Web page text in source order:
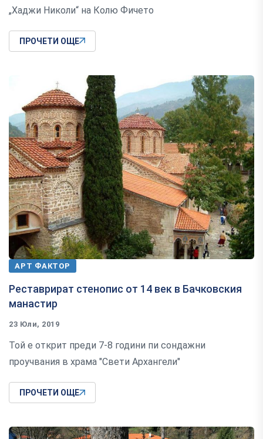
„Хаджи Николи“ на Колю Фичето
ПРОЧЕТИ ОЩЕ
АРТ ФАКТОР
Реставрират стенопис от 14 век в Бачковския
манастир
23 Юли, 2019
Той е открит преди 7-8 години пи сондажни
проучвания в храма "Свети Архангели"
ПРОЧЕТИ ОЩЕ